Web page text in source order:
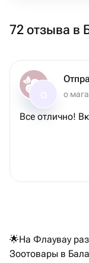
72 отзыва в
о
Все отлично!
🌟На Флаувау
Зоотовары в